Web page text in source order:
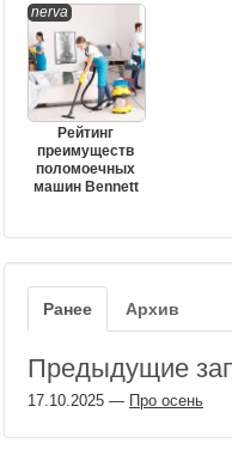
nerva
Рейтинг
преимуществ
поломоечных
машин Bennett
Ранее Архив
Предыдущие
17.10.2025 — Про осень